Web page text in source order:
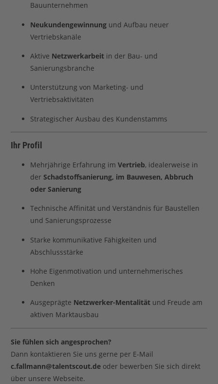
Bauunternehmen
Neukundengewinnung und Aufbau neuer
Vertriebskanäle
Aktive Netzwerkarbeit in der Bau- und
Sanierungsbranche
Unterstützung von Marketing- und
Vertriebsaktivitäten
Strategischer Ausbau des Kundenstamms
Ihr Profil
Mehrjährige Erfahrung imVertrieb, idealerweise in
derSchadstoffsanierung, im Bauwesen, Abbruch
oder Sanierung
Technische Affinität und Verständnis für Baustellen
und Sanierungsprozesse
Starke kommunikative Fähigkeiten und
Abschlussstärke
Hohe Eigenmotivation und unternehmerisches
Denken
Ausgeprägte Netzwerker-Mentalität und Freude am
aktiven Marktausbau
Sie fühlen sich angesprochen?
Dann kontaktieren Sie uns gerne per E-Mail
c.fallmann@talentscout.de oder bewerben Sie sich direkt
über unsere Webseite.